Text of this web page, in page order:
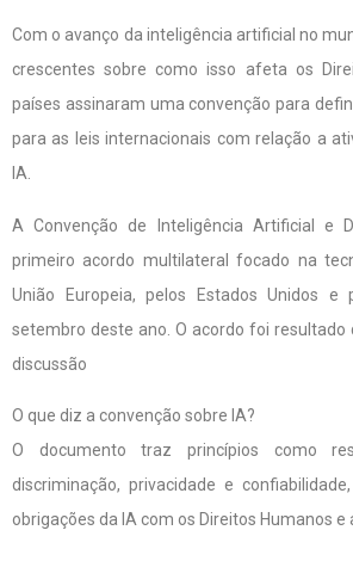
Com o avanço da inteligência artificial no
crescentes sobre como isso afeta os
países assinaram uma convenção para
para as leis internacionais com relação a
IA.
A Convenção de Inteligência Artificial e
primeiro acordo multilateral focado na
União Europeia, pelos Estados Unidos e
setembro deste ano. O acordo foi resultado
discussão
O que diz a convenção sobre IA?
O documento traz princípios como
discriminação, privacidade e
obrigações da IA com os Direitos Humanos e